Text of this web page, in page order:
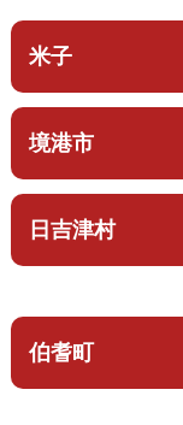
米子
境港市
日吉津村
伯耆町